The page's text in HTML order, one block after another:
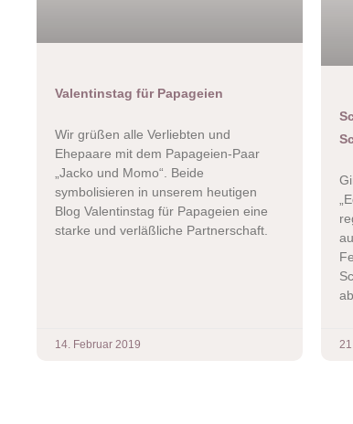
Valentinstag für Papageien
Wir grüßen alle Verliebten und
Ehepaare mit dem Papageien-Paar
„Jacko und Momo“. Beide
symbolisieren in unserem heutigen
Blog Valentinstag für Papageien eine
starke und verläßliche Partnerschaft.
14. Februar 2019